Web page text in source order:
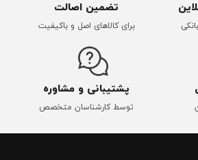
تضمین اصالت
برای کالاهای اصل و باکیفیت
پشتیبانی و مشاوره
توسط کارشناسان متخصص